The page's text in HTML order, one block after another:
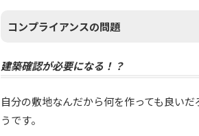
コンプライアンスの問題
建築確認が必要になる！？
自分の敷地なんだから何を作っても良い
うです。